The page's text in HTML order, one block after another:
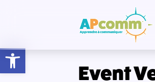
Ouvrir la barre d’outils
Event